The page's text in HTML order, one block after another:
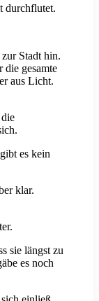
durchflutet.
Stadt hin.
die gesamte
aus Licht.
es kein
klar.
sie längst zu
es noch